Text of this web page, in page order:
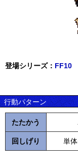
登場シリーズ： FF10
行動パターン
たたかう
回しげり 単